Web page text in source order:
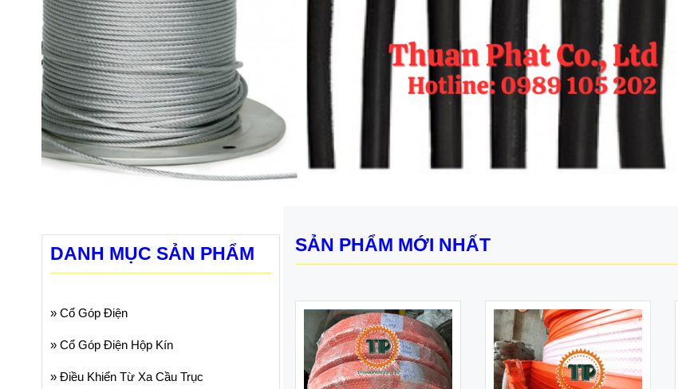
SẢN PHẨM MỚI NHẤT
DANH MỤC SẢN PHẨM
» Cổ Góp Điện
» Cổ Góp Điện Hộp Kín
» Điều Khiển Từ Xa Cầu Trục